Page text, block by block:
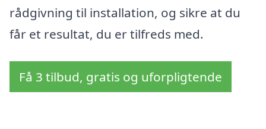
rådgivning til installation, og sikre at du
får et resultat, du er tilfreds med.
Få 3 tilbud, gratis og uforpligtende